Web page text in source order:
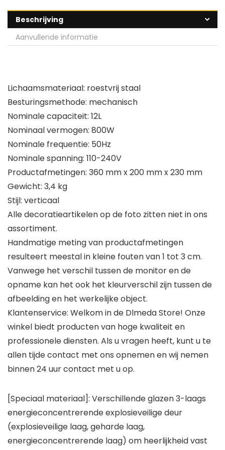
Beschrijving
Aanvullende informatie
Lichaamsmateriaal: roestvrij staal
Besturingsmethode: mechanisch
Nominale capaciteit: 12L
Nominaal vermogen: 800W
Nominale frequentie: 50Hz
Nominale spanning: 110-240V
Productafmetingen: 360 mm x 200 mm x 230 mm
Gewicht: 3,4 kg
Stijl: verticaal
Alle decoratieartikelen op de foto zitten niet in ons
assortiment.
Handmatige meting van productafmetingen
resulteert meestal in kleine fouten van 1 tot 3 cm.
Vanwege het verschil tussen de monitor en de
opname kan het ook het kleurverschil zijn tussen de
afbeelding en het werkelijke object.
Klantenservice: Welkom in de Dlmeda Store! Onze
winkel biedt producten van hoge kwaliteit en
professionele diensten. Als u vragen heeft, kunt u te
allen tijde contact met ons opnemen en wij nemen
binnen 24 uur contact met u op.
[Speciaal materiaal]: Verschillende glazen 3-laags
energieconcentrerende explosieveilige deur
(explosieveilige laag, geharde laag,
energieconcentrerende laag) om heerlijkheid vast